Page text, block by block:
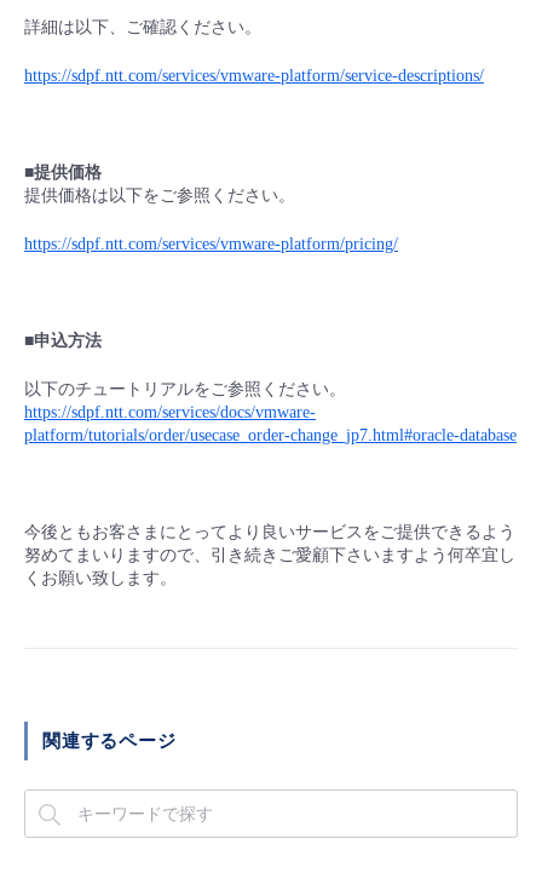
詳細は以下、ご確認ください。
https://sdpf.ntt.com/services/vmware-platform/service-descriptions/
■提供価格
提供価格は以下をご参照ください。
https://sdpf.ntt.com/services/vmware-platform/pricing/
■申込方法
以下のチュートリアルをご参照ください。
https://sdpf.ntt.com/services/docs/vmware-
platform/tutorials/order/usecase_order-change_jp7.html#oracle-database
今後ともお客さまにとってより良いサービスをご提供できるよう
努めてまいりますので、引き続きご愛顧下さいますよう何卒宜し
くお願い致します。
関連するページ